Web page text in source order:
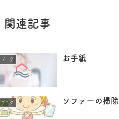
関連記事
ブログ お手紙
ブログ ソファーの掃除